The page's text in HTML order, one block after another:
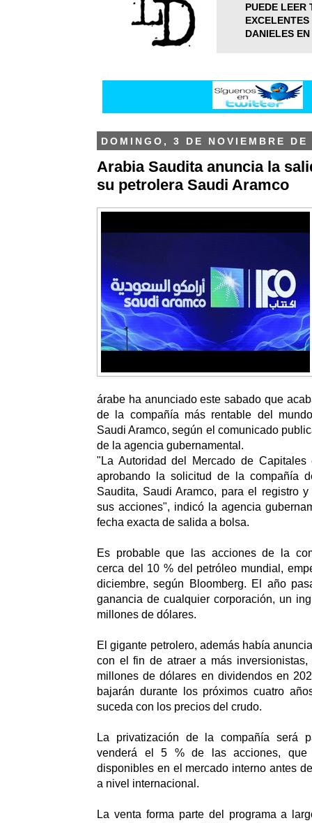
PUEDE LEER
DANIELES
DOMINGO, 3 DE NOVIEMBRE
Arabia Saudita anuncia la
su petrolera Saudi Aramco
árabe ha anunciado este sabado que
de la compañía más rentable del
Saudi Aramco, según el comunicado
de la agencia gubernamental.
"La Autoridad del Mercado de Capitales
aprobando la solicitud de la compañía
Saudita, Saudi Aramco, para el registro
sus acciones", indicó la agencia
fecha exacta de salida a bolsa.
Es probable que las acciones de la
cerca del 10 % del petróleo mundial,
diciembre, según Bloomberg. El año
ganancia de cualquier corporación, un
millones de dólares.
El gigante petrolero, además había
con el fin de atraer a más inversionistas,
millones de dólares en dividendos en
bajarán durante los próximos cuatro
suceda con los precios del crudo.
La privatización de la compañía será
venderá el 5 % de las acciones, que
disponibles en el mercado interno antes
a nivel internacional.
La venta forma parte del programa a